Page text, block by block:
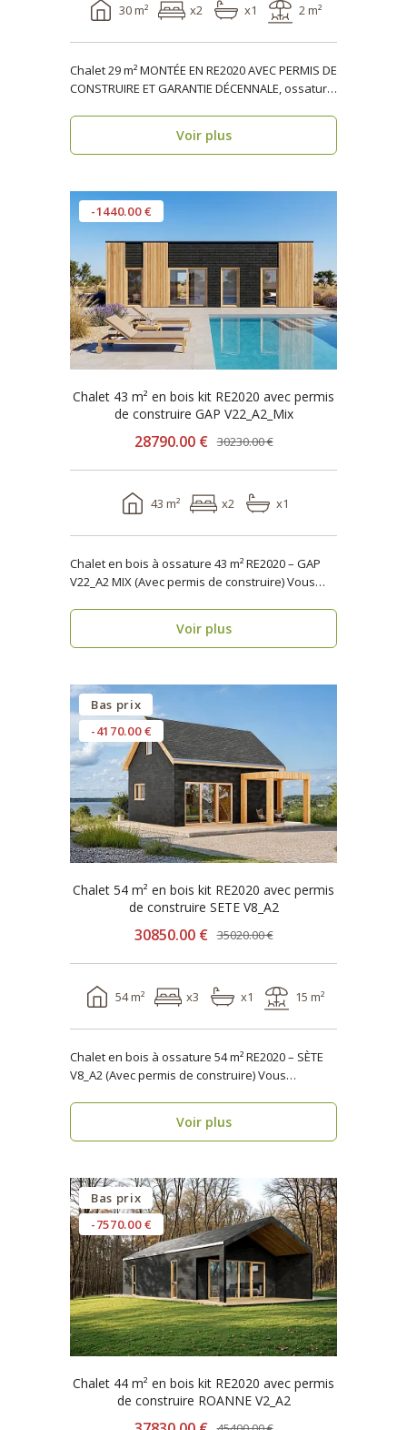
30 m² x2 x1 2 m²
Chalet 29 m² MONTÉE EN RE2020 AVEC PERMIS DE
CONSTRUIRE ET GARANTIE DÉCENNALE, ossature
Voir plus
-1440.00 €
Chalet 43 m² en bois kit RE2020 avec permis
de construire GAP V22_A2_Mix
28790.00 € 30230.00 €
43 m² x2 x1
Chalet en bois à ossature 43 m² RE2020 – GAP
V22_A2 MIX (Avec permis de construire) Vous
Voir plus
Bas prix
-4170.00 €
Chalet 54 m² en bois kit RE2020 avec permis
de construire SETE V8_A2
30850.00 € 35020.00 €
54 m² x3 x1 15 m²
Chalet en bois à ossature 54 m² RE2020 – SÈTE
V8_A2 (Avec permis de construire) Vous
Voir plus
Bas prix
-7570.00 €
Chalet 44 m² en bois kit RE2020 avec permis
de construire ROANNE V2_A2